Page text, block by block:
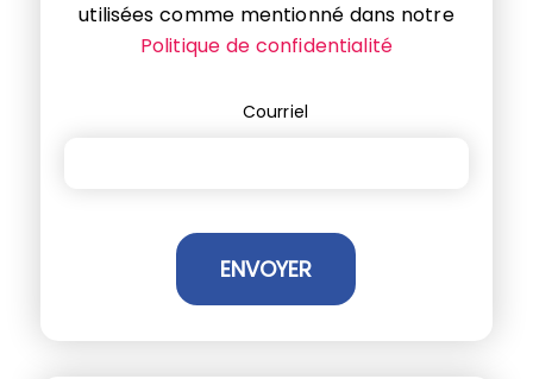
utilisées comme mentionné dans notre
Politique de confidentialité
Courriel